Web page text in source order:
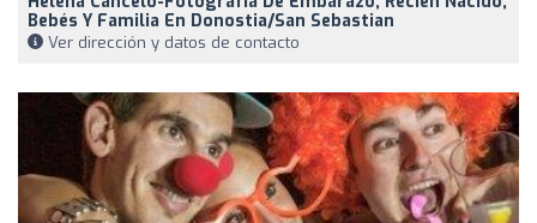
Bebés Y Familia En Donostia/San Sebastian
Ver dirección y datos de contacto